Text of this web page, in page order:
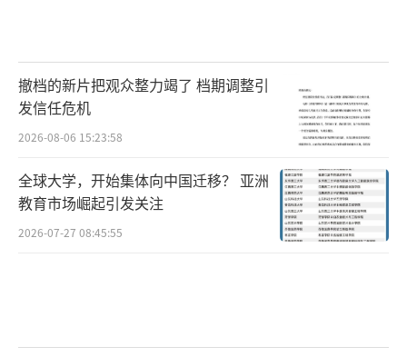
撤档的新片把观众整力竭了 档期调整引
发信任危机
2026-08-06 15:23:58
全球大学，开始集体向中国迁移？ 亚洲
教育市场崛起引发关注
2026-07-27 08:45:55